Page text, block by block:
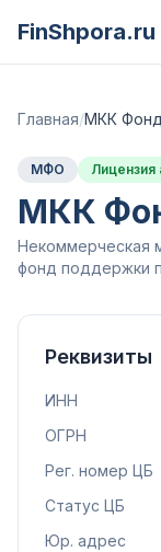
FinShpora.ru
Главная/МКК
МФО Лицензия
МКК
Некоммерческая
фонд поддержки
Реквизиты
ИНН
ОГРН
Рег. номер ЦБ
Статус ЦБ
Юр. адрес